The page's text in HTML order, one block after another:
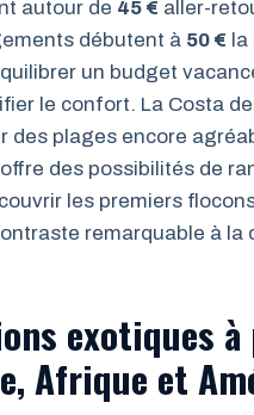
autour de 45 € aller-
débutent à 50 € la
un budget
le confort. La Costa
des plages encore
des possibilités de
les premiers
remarquable à la
exotiques
Afrique et